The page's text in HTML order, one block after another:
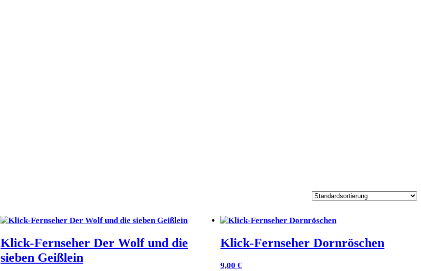
Klick-Fernseher Der Wolf und die
sieben Geißlein
Klick-Fernseher Dornröschen
9,00€